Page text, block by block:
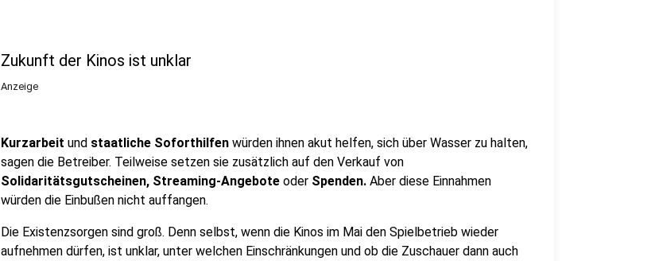
Zukunft der Kinos ist unklar
Anzeige
Kurzarbeit und staatliche Soforthilfen würden ihnen akut helfen, sich über Wasser zu halten,
sagen die Betreiber. Teilweise setzen sie zusätzlich auf den Verkauf von
Solidaritätsgutscheinen, Streaming-Angebote oder Spenden. Aber diese Einnahmen
würden die Einbußen nicht auffangen.
Die Existenzsorgen sind groß. Denn selbst, wenn die Kinos im Mai den Spielbetrieb wieder
aufnehmen dürfen, ist unklar, unter welchen Einschränkungen und ob die Zuschauer dann auch